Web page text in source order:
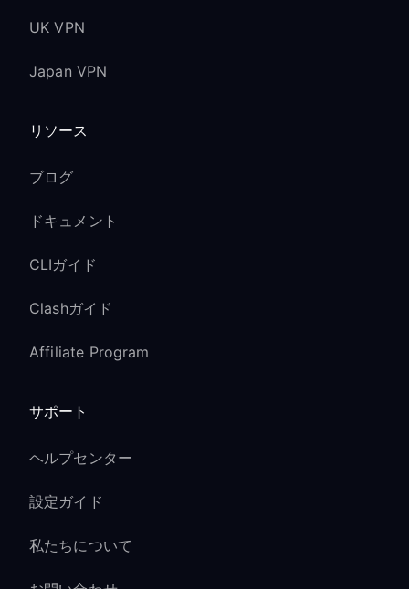
UK VPN
Japan VPN
リソース
ブログ
ドキュメント
CLIガイド
Clashガイド
Affiliate Program
サポート
ヘルプセンター
設定ガイド
私たちについて